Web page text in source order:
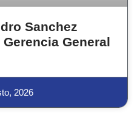
Sanchez
General
2026